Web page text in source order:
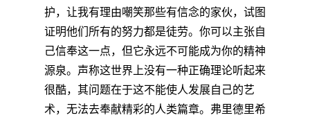
护，让我有理由嘲笑那些有信念的家伙，试图
证明他们所有的努力都是徒劳。你可以主张自
己信奉这一点，但它永远不可能成为你的精神
源泉。声称这世界上没有一种正确理论听起来
很酷，其问题在于这不能使人发展自己的艺
术，无法去奉献精彩的人类篇章。弗里德里希